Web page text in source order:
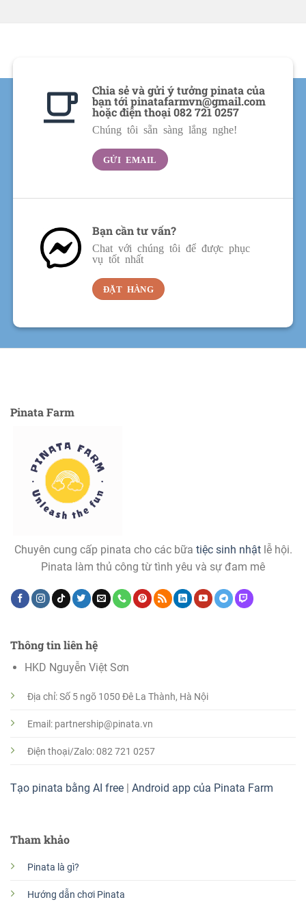
Chia sẻ và gửi ý tưởng pinata của
bạn tới pinatafarmvn@gmail.com
hoặc điện thoại 082 721 0257
Chúng tôi sẵn sàng lắng nghe!
GỬI EMAIL
Bạn cần tư vấn?
Chat với chúng tôi để được phục
vụ tốt nhất
ĐẶT HÀNG
Pinata Farm
Chuyên cung cấp pinata cho các bữa tiệc sinh nhậtlễ hội.
Pinata làm thủ công từ tình yêu và sự đam mê
Tham khảo
Pinata là gì?
Hướng dẫn chơi Pinata
Thông tin liên hệ
HKD Nguyễn Việt Sơn
Địa chỉ: Số 5 ngõ 1050 Đê La Thành, Hà Nội
Email: partnership@pinata.vn
Điện thoại/Zalo: 082 721 0257
Tạo pinata bằng AI free | Android app của Pinata Farm